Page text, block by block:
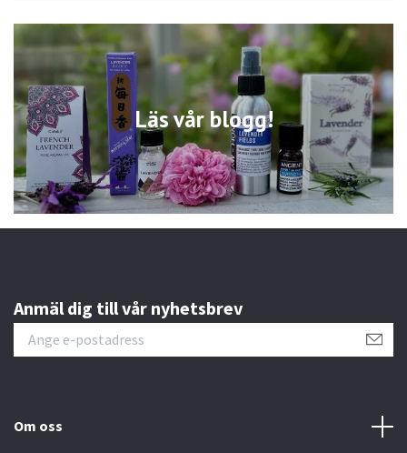
Läs vår blogg!
Anmäl dig till vår nyhetsbrev
Om oss